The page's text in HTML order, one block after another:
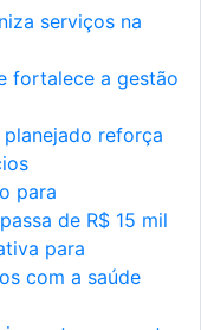
serviços na
fortalece a gestão
reforça
para
de R$ 15 mil
para
com a saúde